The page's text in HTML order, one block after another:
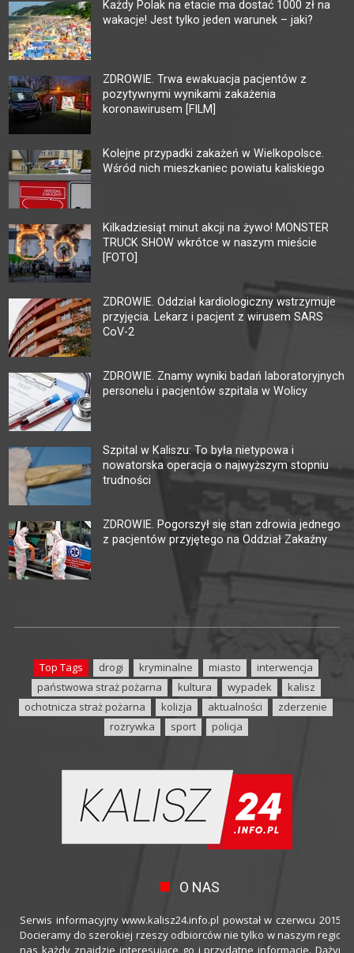
Każdy Polak na etacie ma dostać 1000 zł na
wakacje! Jest tylko jeden warunek – jaki?
ZDROWIE. Trwa ewakuacja pacjentów z
pozytywnymi wynikami zakażenia
koronawirusem [FILM]
Kolejne przypadki zakażeń w Wielkopolsce.
Wśród nich mieszkaniec powiatu kaliskiego
Kilkadziesiąt minut akcji na żywo! MONSTER
TRUCK SHOW wkrótce w naszym mieście
[FOTO]
ZDROWIE. Oddział kardiologiczny wstrzymuje
przyjęcia. Lekarz i pacjent z wirusem SARS
CoV-2
ZDROWIE. Znamy wyniki badań laboratoryjnych
personelu i pacjentów szpitala w Wolicy
Szpital w Kaliszu: To była nietypowa i
nowatorska operacja o najwyższym stopniu
trudności
ZDROWIE. Pogorszył się stan zdrowia jednego
z pacjentów przyjętego na Oddział Zakaźny
Top Tags drogi kryminalne miasto
interwencja
państwowa straż pożarna
kultura wypadek
kalisz
ochotnicza straż pożarna
kolizja aktualności
zderzenie
rozrywka
sport policja
O NAS
Serwis informacyjny www.kalisz24.info.pl powstał w czerwcu 2015
Docieramy do szerokiej rzeszy odbiorców nie tylko w naszym
nas każdy znajdzie interesujące go i przydatne informacje.